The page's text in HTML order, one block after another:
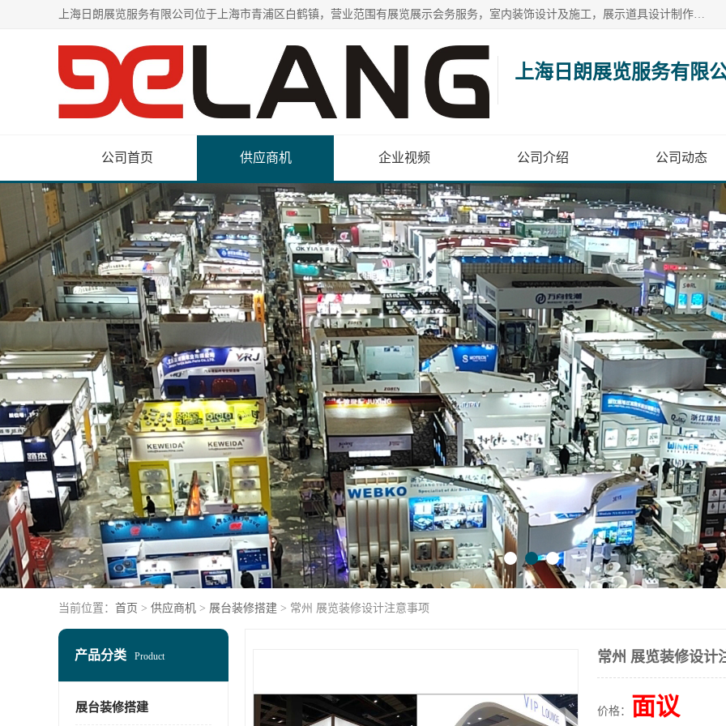
上海日朗展览服务有限公司位于上海市青浦区白鹤镇，营业范围有展览展示会务服务，室内装饰设计及施工，展示道具设计制作，舞台设计，图文设计，灯箱制作，园林绿化工程，广告装潢材料，建筑材料，办公用品，工艺礼品日用百货销售。
上海日朗展览服务有限
公司首页 供应商机 企业视频 公司介绍 公司动态
当前位置： 首页 > 供应商机 > 展台装修搭建 > 常州 展览装修设计注意事项
产品分类 Product
展台装修搭建
常州 展览装修设计
价格： 面议